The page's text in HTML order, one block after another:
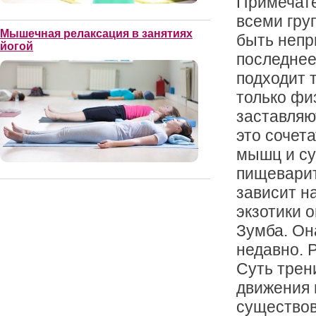
Мышечная релаксация в занятиях
йогой
всеми
быть
подходит
только
это
мышц и
зависит
экзотики
Зумба.
недавно.
Суть
движения